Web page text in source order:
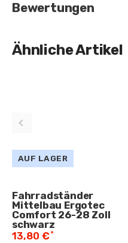
Bewertungen
Ähnliche Artikel
AUF LAGER
Fahrradständer
Mittelbau Ergotec
Comfort 26-28 Zoll
schwarz
13,80 €*